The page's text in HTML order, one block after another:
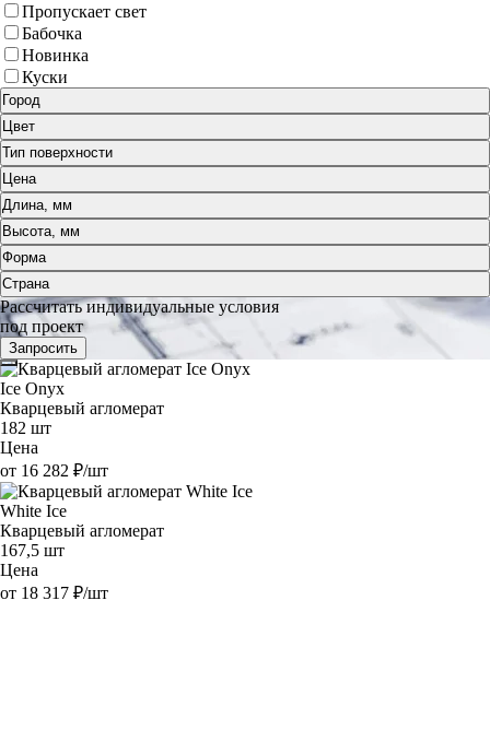
Пропускает свет
Бабочка
Новинка
Куски
Город
Цвет
Тип поверхности
Цена
Длина, мм
Высота, мм
Форма
Страна
Рассчитать индивидуальные условия
под проект
Запросить
Ice Onyx
Кварцевый агломерат
182 шт
Цена
от 16 282 ₽/шт
White Ice
Кварцевый агломерат
167,5 шт
Цена
от 18 317 ₽/шт